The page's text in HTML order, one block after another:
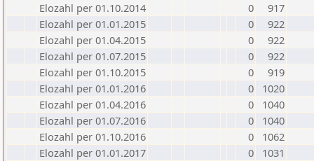
Elozahl per 01.10.2014
0
917
Elozahl per 01.01.2015
0
922
Elozahl per 01.04.2015
0
922
Elozahl per 01.07.2015
0
922
Elozahl per 01.10.2015
0
919
Elozahl per 01.01.2016
0
1020
Elozahl per 01.04.2016
0
1040
Elozahl per 01.07.2016
0
1040
Elozahl per 01.10.2016
0
1062
Elozahl per 01.01.2017
0
1031